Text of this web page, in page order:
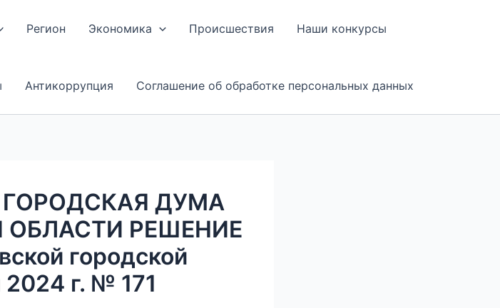
Регион Экономика Происшествия Наши конкурсы
Антикоррупция Соглашение об обработке персональных данных
ДУМА
ОБЛАСТИ РЕШЕНИЕ
городской
г. № 171